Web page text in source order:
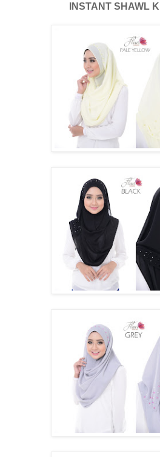
INSTANT SHAWL